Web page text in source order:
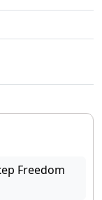
Freedom